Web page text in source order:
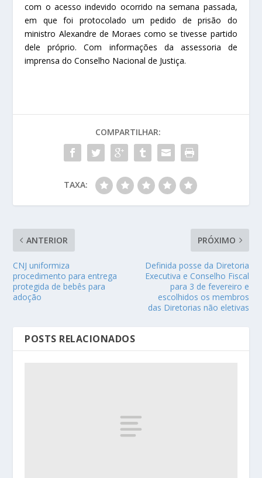
com o acesso indevido ocorrido na semana passada,
em que foi protocolado um pedido de prisão do
ministro Alexandre de Moraes como se tivesse partido
dele próprio. Com informações da assessoria de
imprensa do Conselho Nacional de Justiça.
COMPARTILHAR:
TAXA:
ANTERIOR
CNJ uniformiza
procedimento para entrega
protegida de bebês para
adoção
PRÓXIMO
Definida posse da Diretoria
Executiva e Conselho Fiscal
para 3 de fevereiro e
escolhidos os membros
das Diretorias não eletivas
POSTS RELACIONADOS